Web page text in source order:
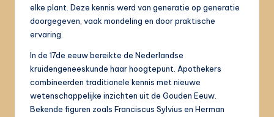
elke plant. Deze kennis werd van generatie op generatie
doorgegeven, vaak mondeling en door praktische
ervaring.
In de 17de eeuw bereikte de Nederlandse
kruidengeneeskunde haar hoogtepunt. Apothekers
combineerden traditionele kennis met nieuwe
wetenschappelijke inzichten uit de Gouden Eeuw.
Bekende figuren zoals Franciscus Sylvius en Herman